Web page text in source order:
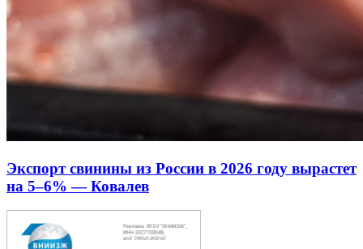
Экспорт свинины из России в 2026 году вырастет
на 5–6% — Ковалев